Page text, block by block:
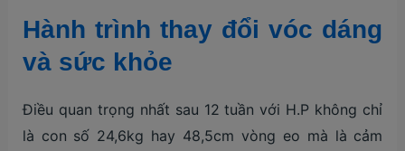
Hành trình thay đổi vóc dáng
và sức khỏe
Điều quan trọng nhất sau 12 tuần với H.P không chỉ
là con số 24,6kg hay 48,5cm vòng eo mà là cảm